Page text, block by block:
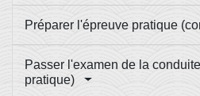
Préparer l'épreuve pratique
Passer l'examen de la
pratique)